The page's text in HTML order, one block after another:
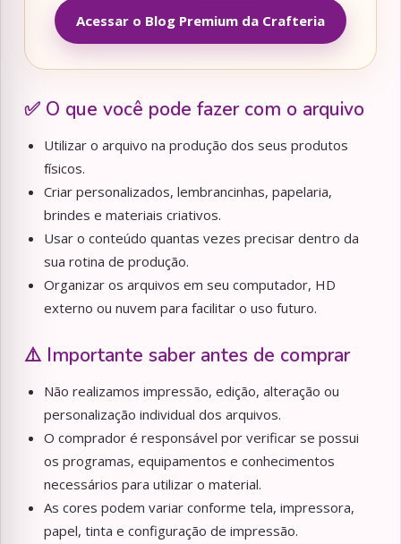
Acessar o Blog Premium da Crafteria
✅ O que você pode fazer com o arquivo
Utilizar o arquivo na produção dos seus produtos
físicos.
Criar personalizados, lembrancinhas, papelaria,
brindes e materiais criativos.
Usar o conteúdo quantas vezes precisar dentro da
sua rotina de produção.
Organizar os arquivos em seu computador, HD
externo ou nuvem para facilitar o uso futuro.
⚠️ Importante saber antes de comprar
Não realizamos impressão, edição, alteração ou
personalização individual dos arquivos.
O comprador é responsável por verificar se possui
os programas, equipamentos e conhecimentos
necessários para utilizar o material.
As cores podem variar conforme tela, impressora,
papel, tinta e configuração de impressão.